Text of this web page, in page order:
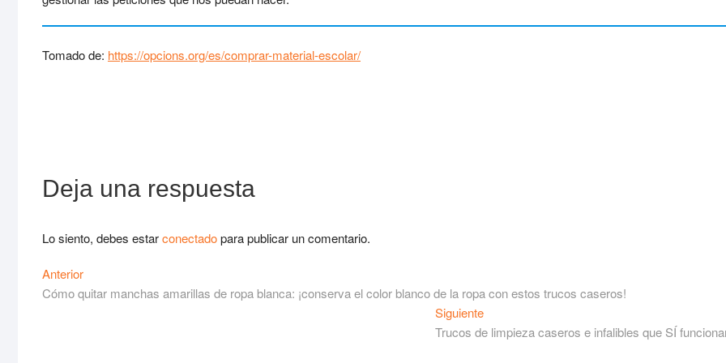
Tomado de: https://opcions.org/es/comprar-material-escolar/
Deja una respuesta
Lo siento, debes estarconectadopara publicar un comentario.
Navegación
de
AnteriorEntrada
anterior:
Cómo quitar manchas amarillas de ropa blanca: ¡conserva el color blanco de la ropa con estos trucos caseros!
SiguienteSiguiente
entrada:
Trucos de limpieza caseros e infalibles que SÍ